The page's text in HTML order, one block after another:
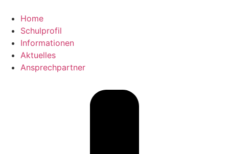
Home
Schulprofil
Informationen
Aktuelles
Ansprechpartner